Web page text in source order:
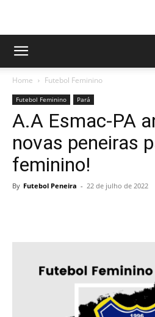
Home Futebol Feminino
Futebol Feminino Pará
A.A Esmac-PA
novas peneiras
feminino!
By Futebol Peneira - 22 de julho de 2022